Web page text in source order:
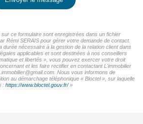
ce formulaire sont enregistrées dans un fichier
Rémi SERAIS pour gérer votre demande de contact.
durée nécessaire à la gestion de la relation client dans
applicables et sont destinées à nos conseillers
et libertés », vous pouvez exercer votre droit
et les faire rectifier en contactant L'immobilier
Nous vous informons de
au démarchage téléphonique « Bloctel », sur laquelle
: https://www.bloctel.gouv.fr/»